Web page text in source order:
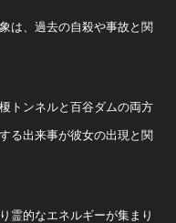
は、過去の自殺や事故と関
トンネルと百谷ダムの両方
る出来事が彼女の出現と関
霊的なエネルギーが集まり